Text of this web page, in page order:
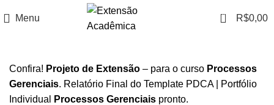
Menu 0 R$0,00
Confira! Projeto de Extensão – para o curso Processos
Gerenciais. Relatório Final do Template PDCA | Portfólio
Individual
Processos Gerenciais pronto.